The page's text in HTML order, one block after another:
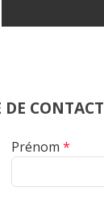
CONTACT
Prénom *